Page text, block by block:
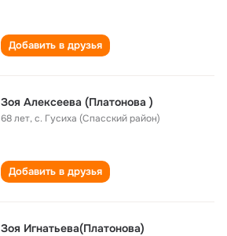
Добавить в друзья
Зоя Алексеева (Платонова )
68 лет,с. Гусиха (Спасский район)
Добавить в друзья
Зоя Игнатьева(Платонова)